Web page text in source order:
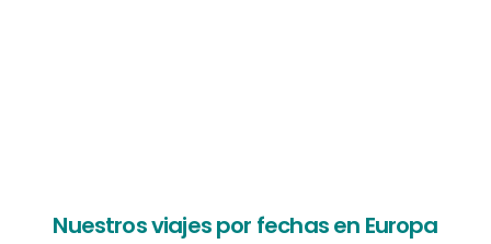
Nuestros viajes por fechas en Europa